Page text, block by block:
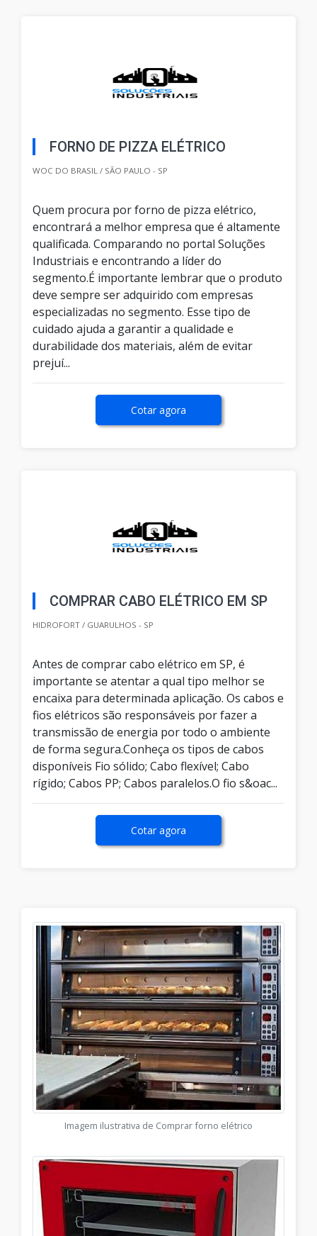
FORNO DE PIZZA ELÉTRICO
WOC DO BRASIL / SÃO PAULO - SP
Quem procura por forno de pizza elétrico,
encontrará a melhor empresa que é altamente
qualificada. Comparando no portal Soluções
Industriais e encontrando a líder do
segmento.É importante lembrar que o produto
deve sempre ser adquirido com empresas
especializadas no segmento. Esse tipo de
cuidado ajuda a garantir a qualidade e
durabilidade dos materiais, além de evitar
prejuí...
Cotar agora
COMPRAR CABO ELÉTRICO EM SP
HIDROFORT / GUARULHOS - SP
Antes de comprar cabo elétrico em SP, é
importante se atentar a qual tipo melhor se
encaixa para determinada aplicação. Os cabos e
fios elétricos são responsáveis por fazer a
transmissão de energia por todo o ambiente
de forma segura.Conheça os tipos de cabos
disponíveis Fio sólido; Cabo flexível; Cabo
rígido; Cabos PP; Cabos paralelos.O fio s&oac...
Cotar agora
Imagem ilustrativa de Comprar forno elétrico